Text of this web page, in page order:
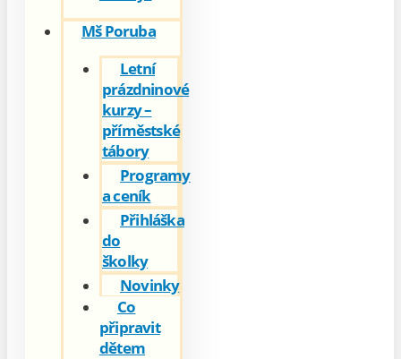
Mš Poruba
Letní
prázdninové
kurzy –
příměstské
tábory
Programy
a ceník
Přihláška
do
školky
Novinky
Co
připravit
dětem